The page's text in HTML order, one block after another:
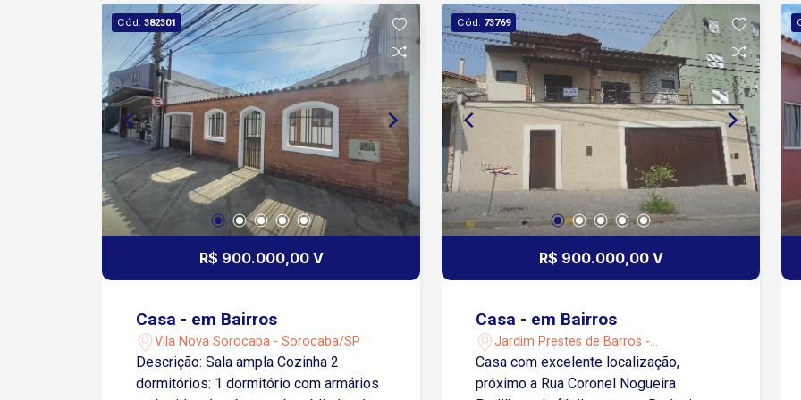
armados Monitoramento por câmeras
nas ruas Central de monitoramento
Rondas feitas por motocicletas e
automóveis Sistema de
reconhecimento facial para entrada
Localização: Fácil acesso a Rodovia
Presidente Castello Branco, próximo a
supermercado, posto de gasolina e
comércios locais. Desfrute de conforto,
segurança e lazer em um dos melhores
condomínios da região!
Cód. 382301
R$ 900.000,00 V
Casa - em Bairros
Vila Nova Sorocaba - Sorocaba/SP
Descrição: Sala ampla Cozinha 2
dormitórios: 1 dormitório com armários
Cód. 73769
R$ 900.000,00 V
Casa - em Bairros
Jardim Prestes de Barros -
Sorocaba/SP
Casa com excelente localização,
próximo a Rua Coronel Nogueira